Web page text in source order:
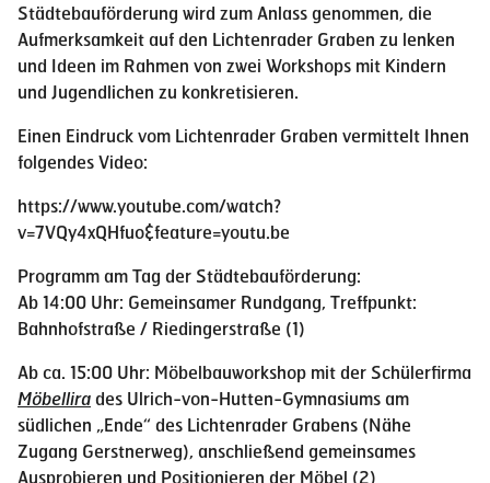
Städtebauförderung wird zum Anlass genommen, die
Aufmerksamkeit auf den Lichtenrader Graben zu lenken
und Ideen im Rahmen von zwei Workshops mit Kindern
und Jugendlichen zu konkretisieren.
Einen Eindruck vom Lichtenrader Graben vermittelt Ihnen
folgendes Video:
https://www.youtube.com/watch?
v=7VQy4xQHfuo&feature=youtu.be
Programm am Tag der Städtebauförderung:
Ab 14:00 Uhr: Gemeinsamer Rundgang, Treffpunkt:
Bahnhofstraße / Riedingerstraße (1)
Ab ca. 15:00 Uhr: Möbelbauworkshop mit der Schülerﬁrma
Möbellirades Ulrich-von-Hutten-Gymnasiums am
südlichen „Ende“ des Lichtenrader Grabens (Nähe
Zugang Gerstnerweg), anschließend gemeinsames
Ausprobieren und Positionieren der Möbel (2)